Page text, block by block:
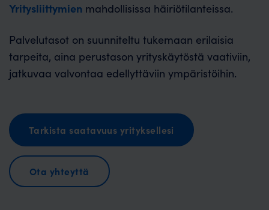
Yritysliittymien mahdollisissa häiriötilanteissa.
Palvelutasot on suunniteltu tukemaan erilaisia
tarpeita, aina perustason yrityskäytöstä vaativiin,
jatkuvaa valvontaa edellyttäviin ympäristöihin.
Tarkista saatavuus yrityksellesi
Ota yhteyttä